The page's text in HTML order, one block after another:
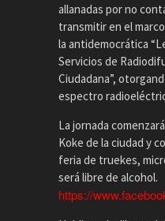
allanadas por no
transmitir en el
la antidemocrática
Servicios de
Ciudadana”,
espectro
La jornada
Koke de la ciudad y
feria de truekes,
será libre de alcohol.
https://